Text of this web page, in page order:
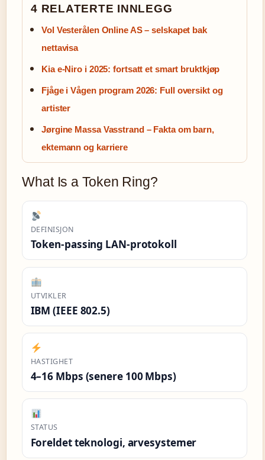
4 RELATERTE INNLEGG
Vol Vesterålen Online AS – selskapet bak
nettavisa
Kia e-Niro i 2025: fortsatt et smart bruktkjøp
Fjåge i Vågen program 2026: Full oversikt og
artister
Jørgine Massa Vasstrand – Fakta om barn,
ektemann og karriere
What Is a Token Ring?
DEFINISJON
Token-passing LAN-protokoll
UTVIKLER
IBM (IEEE 802.5)
HASTIGHET
4–16 Mbps (senere 100 Mbps)
STATUS
Foreldet teknologi, arvesystemer